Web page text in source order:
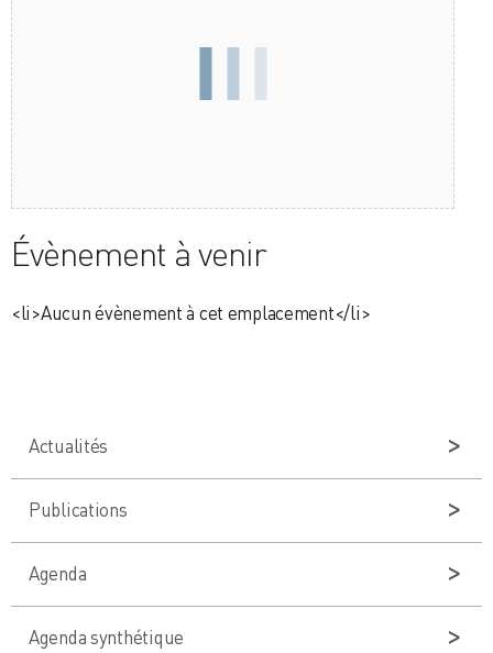
Évènement à venir
<li>Aucun évènement à cet emplacement</li>
Actualités
Publications
Agenda
Agenda synthétique